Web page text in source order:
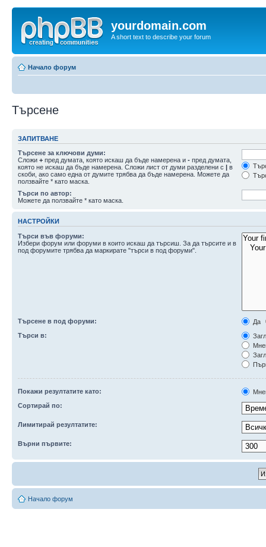
yourdomain.com
A short text to describe your forum
Начало форум
Търсене
ЗАПИТВАНЕ
Търсене за ключови думи:
Сложи + пред думата, която искаш да бъде намерена и - пред думата,
която не искаш да бъде намерена. Сложи лист от думи разделени с | в
скоби, ако само една от думите трябва да бъде намерена. Можете да
ползвайте * като маска.
Търси по автор:
Можете да ползвайте * като маска.
НАСТРОЙКИ
Търси във форуми:
Избери форум или форуми в които искаш да търсиш. За да търсите и в
под форумите трябва да маркирате "търси в под форуми".
Търсене в под форуми:
Да
Търси в:
Покажи резултатите като:
Сортирай по:
Лимитирай резултатите:
Върни първите:
Начало форум